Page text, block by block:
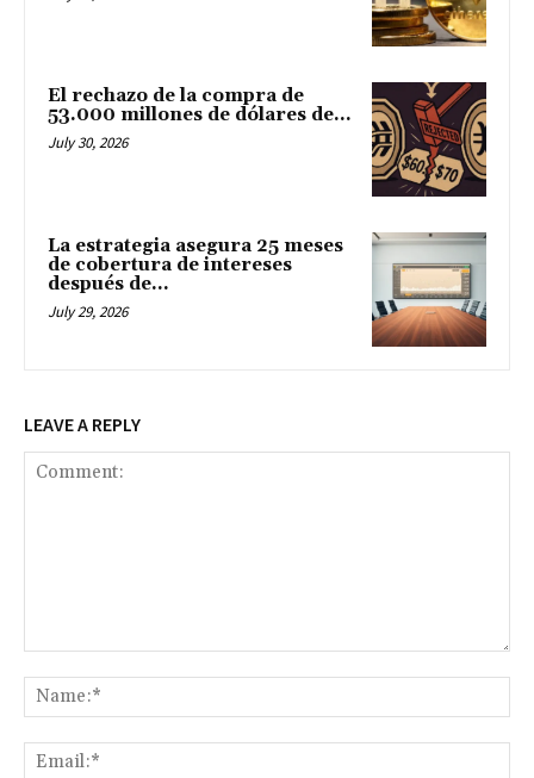
El rechazo de la compra de
53.000 millones de dólares de...
July 30, 2026
La estrategia asegura 25 meses
de cobertura de intereses
después de...
July 29, 2026
LEAVE A REPLY